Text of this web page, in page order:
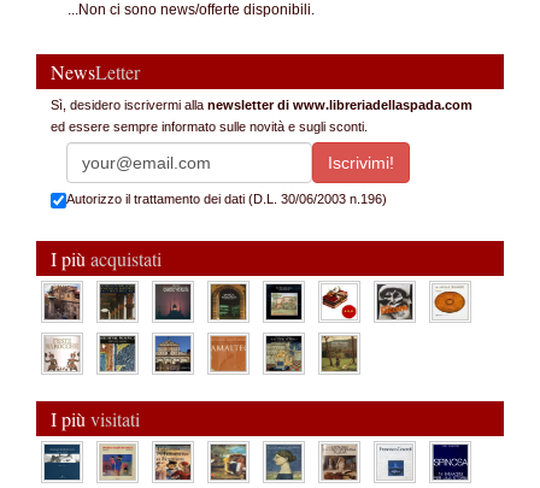
...Non ci sono news/offerte disponibili.
NewsLetter
Sì, desidero iscrivermi alla newsletter di www.libreriadellaspada.com
ed essere sempre informato sulle novità e sugli sconti.
Autorizzo il trattamento dei dati (D.L. 30/06/2003 n.196)
I più acquistati
I più visitati